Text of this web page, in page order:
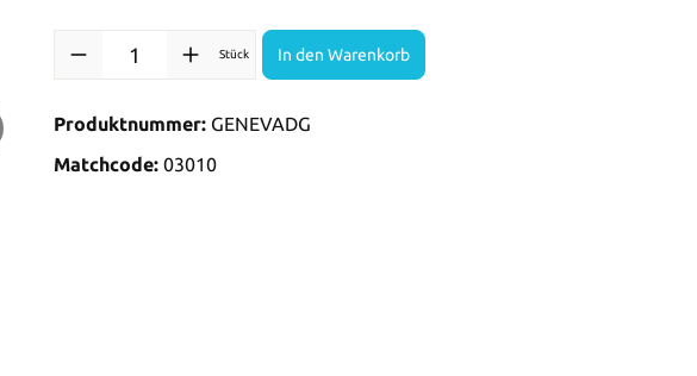
Produkt Anzahl: Gib den gewünschten Wert ein oder benutze die
Stück In den Warenkorb
Produktnummer: GENEVADG
Matchcode: 03010